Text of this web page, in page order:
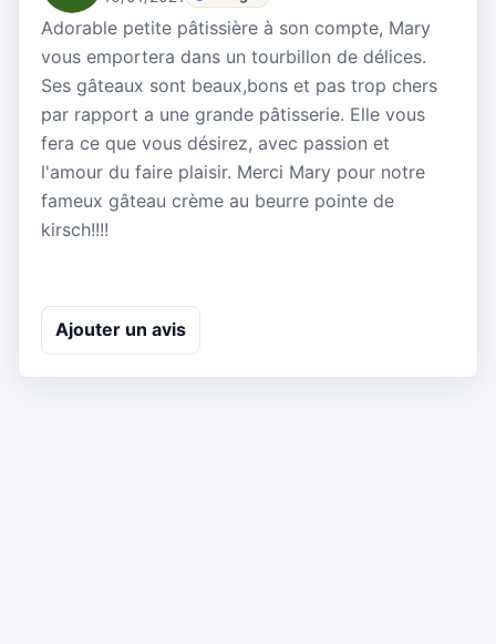
Adorable petite pâtissière à son compte, Mary
vous emportera dans un tourbillon de délices.
Ses gâteaux sont beaux,bons et pas trop chers
par rapport a une grande pâtisserie. Elle vous
fera ce que vous désirez, avec passion et
l'amour du faire plaisir. Merci Mary pour notre
fameux gâteau crème au beurre pointe de
kirsch!!!!
Ajouter un avis